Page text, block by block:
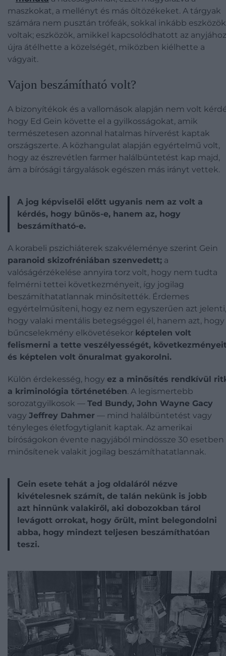
maszkokat, a mellényt és más öltözékeket. A tárgyak
számára nem pusztán trófeák, sokkal inkább eszközök
voltak; eszközök, amikkel kapcsolódhatott az
újra átélhette a közelségét, miközben kiélhette a
vágyait.
Vajon beszámítható volt?
A bizonyítékok és a vallomások alapján nem volt
hogy Ed Gein követte el a gyilkosságokat, amik
természetesen azonnal hatalmas hírverést kaptak
országszerte. A közhangulat alapján egyértelmű volt,
hogy az észrevétlen farmer halálbüntetést kap majd,
ám a bírósági tárgyalások egészen más irányt vettek.
A jog képviselői előtt ugyanis nem az volt a
kérdés, hogy bűnös-e, hanem az, hogy
beszámítható-e.
A korabeli pszichiáterek szakvéleménye szerint Gein
paranoid skizofréniában szenvedett; a
valóságérzékelése annyira torz volt, hogy nem tudta
felmérni tettei következményeit, így jogilag
beszámíthatatlannak minősítették. Érdemes
egyértelműsíteni, hogy ez nem egyszerűen azt jelenti,
hogy valaki mentális betegséggel él, hanem azt, hogy
bűncselekmény elkövetésekor képtelen volt
felismerni a tette veszélyességét,
és képtelen volt önuralmat gyakorolni.
Külön érdekesség, hogy ez a minősítés rendkívül
a kriminológia történetében. A legismertebb
sorozatgyilkosok — Ted Bundy, John Wayne Gacy
vagy Jeffrey Dahmer — mind halálbüntetést vagy
tényleges életfogytiglanit kaptak. Az amerikai
bíróságokon évente nagyjából mindössze 30 esetben
minősítenek valakit jogilag beszámíthatatlannak.
Gein esete tehát a jog oldaláról nézve
kivételesnek számít, de talán nekünk is jobb
azt hinnünk valakiről, aki dobozokban tárol
levágott orrokat, hogy őrült, mint belegondolni
abba, hogy mindezt teljesen beszámíthatóan
teszi.